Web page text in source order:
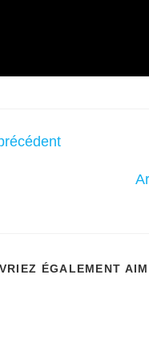
ÉGALEMENT